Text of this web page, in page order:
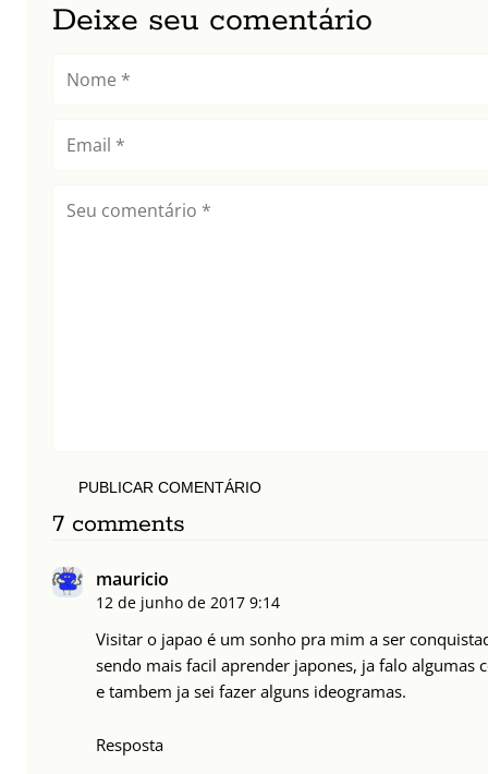
Deixe seu comentário
PUBLICAR COMENTÁRIO
7 comments
mauricio
12 de junho de 2017 9:14
Visitar o japao é um sonho pra mim a ser
sendo mais facil aprender japones, ja falo algumas
e tambem ja sei fazer alguns ideogramas.
Resposta